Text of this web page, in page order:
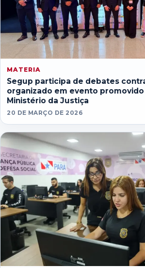
MATERIA
Segup participa de debates
organizado em evento
Ministério da Justiça
20 DE MARÇO DE 2026